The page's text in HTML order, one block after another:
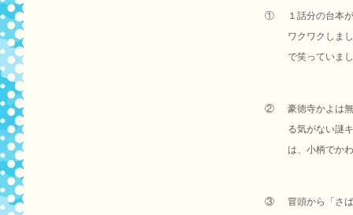
①
１話分の台本
ワクワクしま
で笑っていま
②
豪徳寺かよは
る気がない謎
は、小柄でか
③
冒頭から「さ